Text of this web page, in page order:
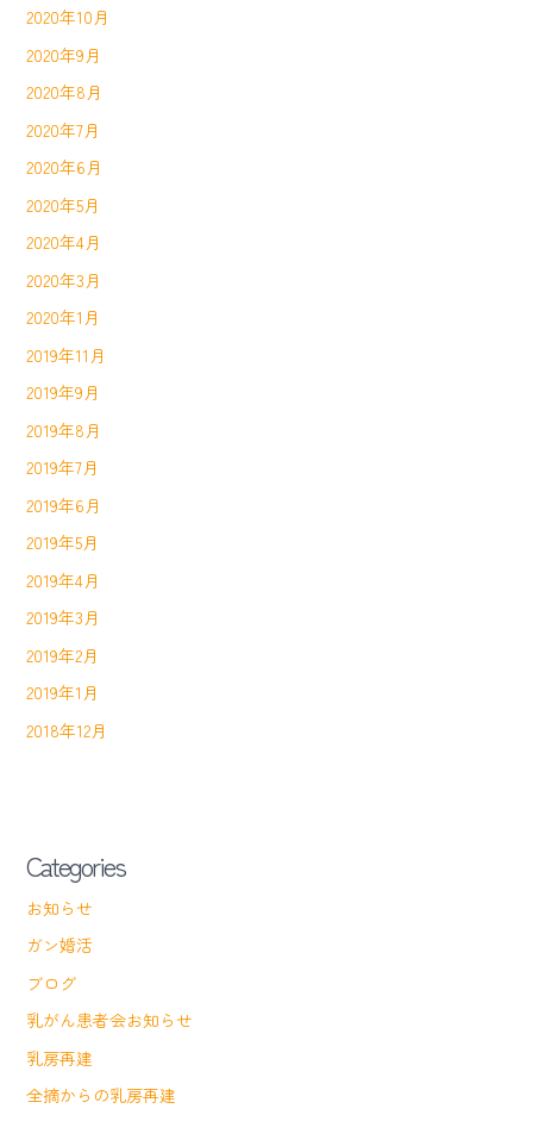
2020年10月
2020年9月
2020年8月
2020年7月
2020年6月
2020年5月
2020年4月
2020年3月
2020年1月
2019年11月
2019年9月
2019年8月
2019年7月
2019年6月
2019年5月
2019年4月
2019年3月
2019年2月
2019年1月
2018年12月
Categories
お知らせ
ガン婚活
ブログ
乳がん患者会お知らせ
乳房再建
全摘からの乳房再建